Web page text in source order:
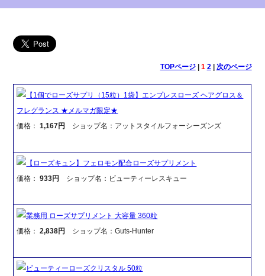
TOPページ| 1 2| 次のページ
【1個でローズサプリ（15粒）1袋】エンプレスローズ ヘアグロス＆
フレグランス ★メルマガ限定★
価格：1,167円 ショップ名：アットスタイルフォーシーズンズ
【ローズキュン】フェロモン配合ローズサプリメント
価格：933円 ショップ名：ビューティーレスキュー
業務用 ローズサプリメント 大容量 360粒
価格：2,838円 ショップ名：Guts-Hunter
ビューティーローズクリスタル 50粒